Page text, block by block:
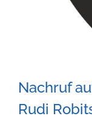
Nachruf
Rudi